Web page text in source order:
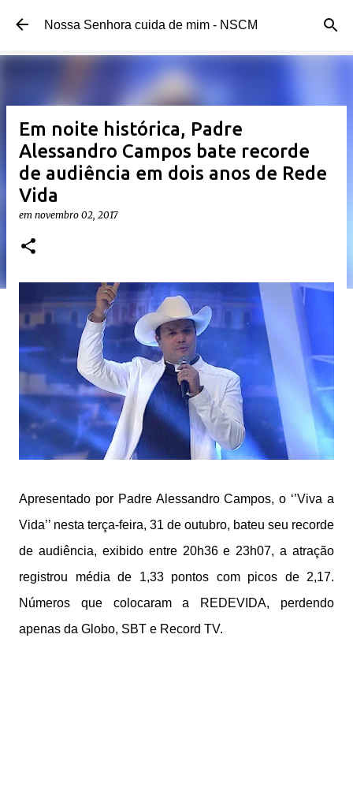
Pular para o conteúdo principal
Nossa Senhora cuida de mim - NSCM
Em noite histórica, Padre
Alessandro Campos bate recorde
de audiência em dois anos de Rede
Vida
em novembro 02, 2017
Apresentado por Padre Alessandro Campos, o ‘’Viva a
Vida’’ nesta terça-feira, 31 de outubro, bateu seu recorde
de audiência, exibido entre 20h36 e 23h07, a atração
registrou média de 1,33 pontos com picos de 2,17.
Números que colocaram a REDEVIDA, perdendo
apenas da Globo, SBT e Record TV.